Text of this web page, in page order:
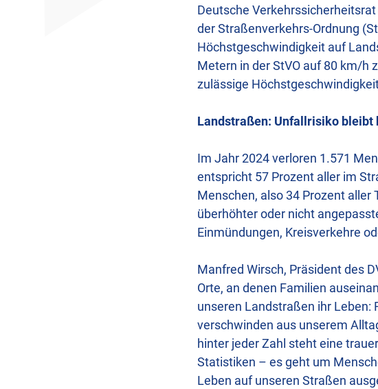
Deutsche
der Straßenverkehrs-Ordnung
Höchstgeschwindigkeit auf
Metern in der StVO auf 80 km/h
zulässige
Landstraßen: Unfallrisiko bleibt
Im Jahr 2024 verloren 1.571
entspricht 57 Prozent aller im
Menschen, also 34 Prozent
überhöhter oder nicht
Einmündungen, Kreisverkehre
Manfred Wirsch, Präsident des
Orte, an denen Familien
unseren Landstraßen ihr Leben:
verschwinden aus unserem
hinter jeder Zahl steht eine
Statistiken – es geht um
Leben auf unseren Straßen